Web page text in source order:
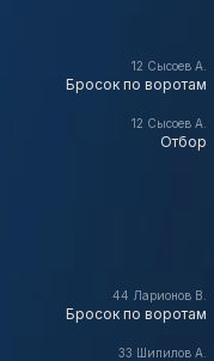
12 Сысоев А.
Бросок по воротам
12 Сысоев А.
Отбор
44 Ларионов В.
Бросок по воротам
33 Шипилов А.